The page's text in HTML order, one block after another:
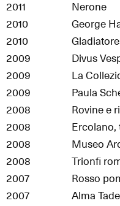
2011
Nerone
2010
George
2010
2009
Divus
2009
La
2009
Paula
2008
Rovine e
2008
Ercolano,
2008
Museo
2008
Trionfi
2007
Rosso
2007
Alma